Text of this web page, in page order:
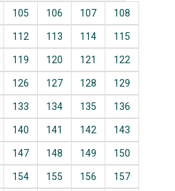
105 106 107 108
112 113 114 115
119 120 121 122
126 127 128 129
133 134 135 136
140 141 142 143
147 148 149 150
154 155 156 157